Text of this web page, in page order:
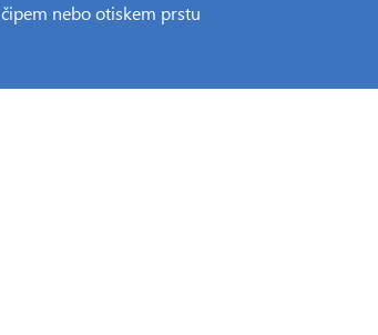
čipem nebo otiskem prstu